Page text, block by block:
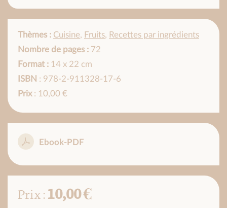
Thèmes : Cuisine, Fruits, Recettes par ingrédients
Nombre de pages : 72
Format : 14 x 22 cm
ISBN : 978-2-911328-17-6
Prix: 10,00 €
Ebook-PDF
Prix :10,00 €